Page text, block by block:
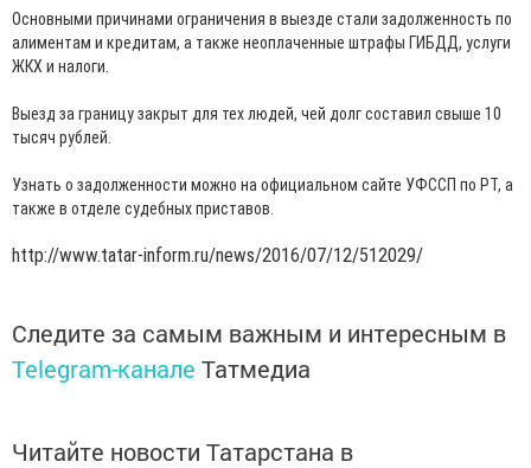
Основными причинами ограничения в выезде стали задолженность по
алиментам и кредитам, а также неоплаченные штрафы ГИБДД, услуги
ЖКХ и налоги.
Выезд за границу закрыт для тех людей, чей долг составил свыше 10
тысяч рублей.
Узнать о задолженности можно на официальном сайте УФССП по РТ, а
также в отделе судебных приставов.
http://www.tatar-inform.ru/news/2016/07/12/512029/
Следите за самым важным и интересным в
Telegram-канале Татмедиа
Читайте новости Татарстана в